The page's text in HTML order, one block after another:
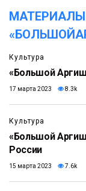
Культура
«Большой
17 марта 2023 8.3k
Культура
«Большой
России
15 марта 2023 7.6k